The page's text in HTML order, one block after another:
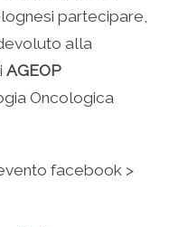
partecipare,
alla
AGEOP
Oncologica
facebook >